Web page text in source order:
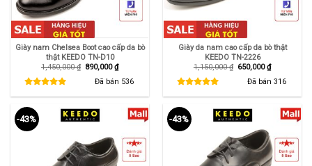
Giày nam Chelsea Boot cao cấp da bò
thật KEEDO TN-D10
1,450,000₫ Giá
890,000₫Giá
hiện
tại
Đã bán 536
Giày da nam cao cấp da bò thật
KEEDO TN-2226
1,150,000₫ Giá
650,000₫Giá
hiện
tại
Đã bán 316
-43% -43%